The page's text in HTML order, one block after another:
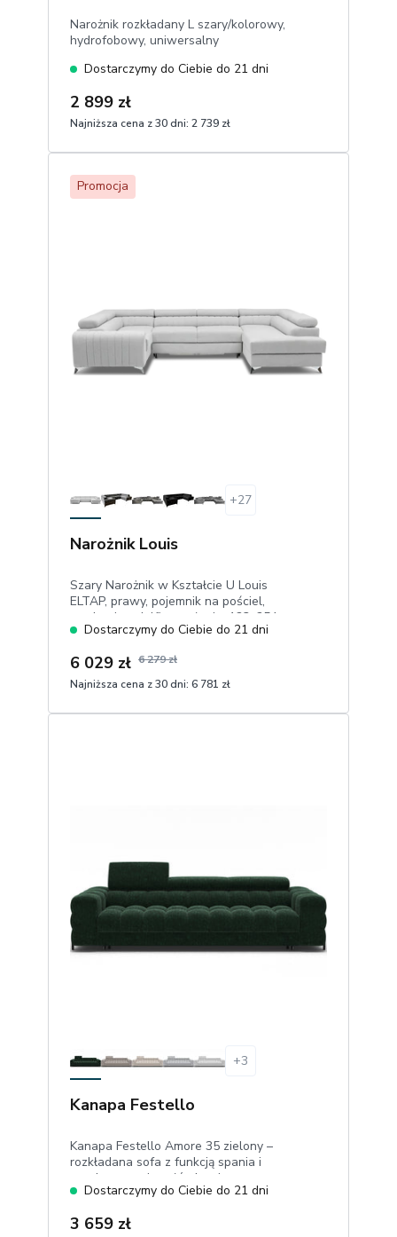
Narożnik rozkładany L szary/kolorowy,
hydrofobowy, uniwersalny
Dostarczymy do Ciebie do 21 dni
2 899 zł
Najniższa cena z 30 dni: 2 739 zł
1
Promocja
+27
Narożnik Louis
Szary Narożnik w Kształcie U Louis
ELTAP, prawy, pojemnik na pościel,
mechanizm delfin, posłanie: 123x254
cm, szenil easy clean
Dostarczymy do Ciebie do 21 dni
6 029 zł 6 279 zł
Najniższa cena z 30 dni: 6 781 zł
1
+3
Kanapa Festello
Kanapa Festello Amore 35 zielony –
rozkładana sofa z funkcją spania i
regulowanymi zagłówkami
Dostarczymy do Ciebie do 21 dni
3 659 zł